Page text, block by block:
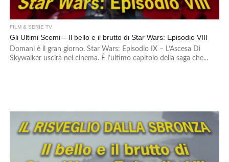
FILM & SERIE TV
Gli Ultimi Scemi – Il bello e il brutto di Star Wars: Episodio VIII
Domani è il gran giorno. Star Wars: Episodio IX – L’Ascesa Di
Skywalker uscirà nei cinema. È l’ultimo capitolo della saga che...